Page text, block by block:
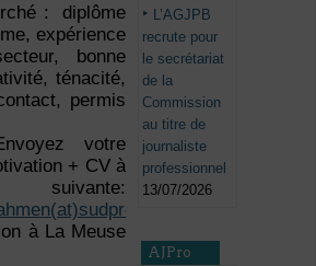
: diplôme
expérience
bonne
ténacité,
permis
votre
+ CV à
suivante:
à La Meuse
L’AGJPB
recrute pour
le secrétariat
de la
Commission
au titre de
journaliste
professionnel
13/07/2026
AJPro